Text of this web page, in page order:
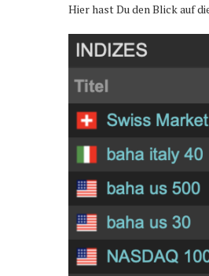
Hier hast Du den Blick auf